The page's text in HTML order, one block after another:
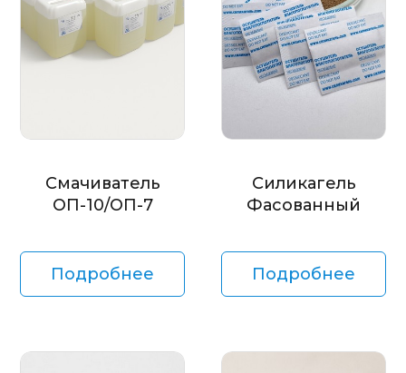
Смачиватель
ОП-10/ОП-7
Подробнее
Силикагель
Фасованный
Подробнее